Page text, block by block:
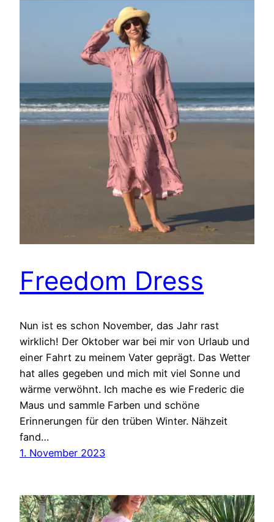
Freedom Dress
Nun ist es schon November, das Jahr rast
wirklich! Der Oktober war bei mir von Urlaub und
einer Fahrt zu meinem Vater geprägt. Das Wetter
hat alles gegeben und mich mit viel Sonne und
wärme verwöhnt. Ich mache es wie Frederic die
Maus und sammle Farben und schöne
Erinnerungen für den trüben Winter. Nähzeit
fand…
1. November 2023